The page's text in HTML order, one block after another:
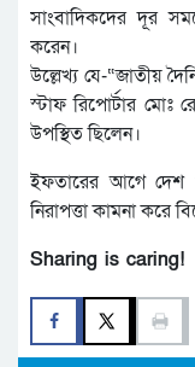
সাংবাদিকদের দূর
করেন।
উল্লেখ্য যে-“জাতীয়
স্টাফ রিপোর্টার মোঃ
উপস্থিত ছিলেন।
ইফতারের আগে দেশ ও
নিরাপত্তা কামনা করে
Sharing is caring!